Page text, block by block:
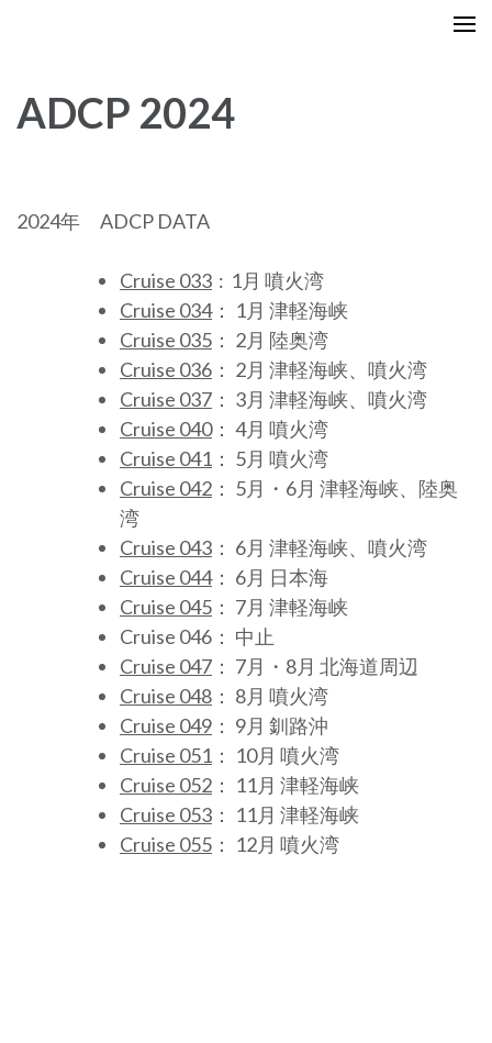
ツ
キ
ushiomaru.fish.hokudai.ac.jp/
ADCP 2024
2024年 ADCP DATA
Cruise 033 : 1月 噴火湾
Cruise 034： 1月 津軽海峡
Cruise 035 ： 2月 陸奥湾
Cruise 036 ： 2月 津軽海峡、噴火湾
Cruise 037 ： 3月 津軽海峡、噴火湾
Cruise 040： 4月 噴火湾
Cruise 041 ： 5月 噴火湾
Cruise 042 ： 5月・6月 津軽海峡、陸奥
湾
Cruise 043 ： 6月 津軽海峡、噴火湾
Cruise 044： 6月 日本海
Cruise 045 ： 7月 津軽海峡
Cruise 046： 中止
Cruise 047 ： 7月・8月 北海道周辺
Cruise 048 ： 8月 噴火湾
Cruise 049 ： 9月 釧路沖
Cruise 051 ： 10月 噴火湾
Cruise 052 ： 11月 津軽海峡
Cruise 053 ： 11月 津軽海峡
Cruise 055 ： 12月 噴火湾